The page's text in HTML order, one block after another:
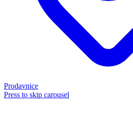
Prodavnice
Press to skip carousel